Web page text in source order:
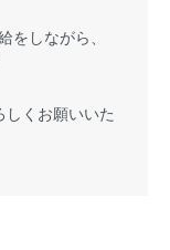
しながら、
くお願いいた